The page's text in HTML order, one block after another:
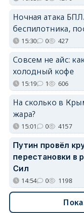
Ночная атака
беспилотника,
15:30 0 427
Совсем не айс:
холодный кофе
15:19 1 606
На сколько в
жара?
15:01 0 4157
Путин провёл
перестановки в
Сил
14:54 0 1198